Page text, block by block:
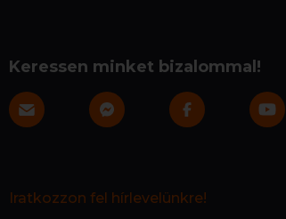
Keressen minket bizalommal!
Iratkozzon fel hírlevelünkre!